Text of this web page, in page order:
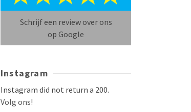
Schrijf een review over ons
op Google
Instagram
Instagram did not return a 200.
Volg ons!